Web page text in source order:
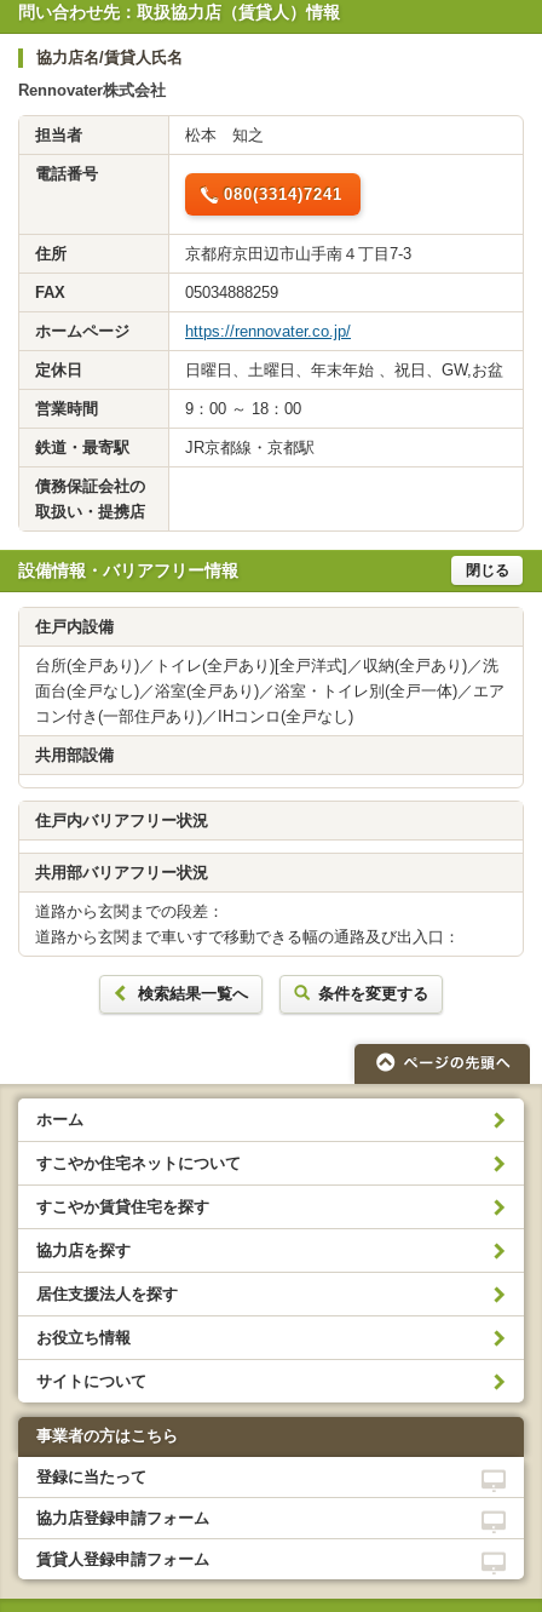
問い合わせ先：取扱協力店（賃貸人）情報
協力店名/賃貸人氏名
Rennovater株式会社
担当者 松本 知之
電話番号
080(3314)7241
住所 京都府京田辺市山手南４丁目7-3
FAX 05034888259
ホームページ https://rennovater.co.jp/
定休日 日曜日、土曜日、年末年始 、祝日、GW,お盆
営業時間 9：00 ～ 18：00
鉄道・最寄駅 JR京都線・京都駅
債務保証会社の
取扱い・提携店
設備情報・バリアフリー情報 閉じる
住戸内設備
台所(全戸あり)／トイレ(全戸あり)[全戸洋式]／収納(全戸あり)／洗
面台(全戸なし)／浴室(全戸あり)／浴室・トイレ別(全戸一体)／エア
コン付き(一部住戸あり)／IHコンロ(全戸なし)
共用部設備
住戸内バリアフリー状況
共用部バリアフリー状況
道路から玄関までの段差：
道路から玄関まで車いすで移動できる幅の通路及び出入口：
検索結果一覧へ 条件を変更する
ホーム
すこやか住宅ネットについて
すこやか賃貸住宅を探す
協力店を探す
居住支援法人を探す
お役立ち情報
サイトについて
事業者の方はこちら
登録に当たって
協力店登録申請フォーム
賃貸人登録申請フォーム